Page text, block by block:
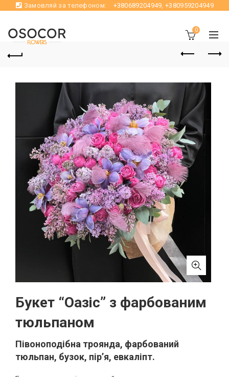
Замовляй за телефоном: +380689204949,+380959204949
0
Букет “Оазіс” з фарбованим
тюльпаном
Півоноподібна троянда, фарбований
тюльпан, бузок, пір’я, евкаліпт.